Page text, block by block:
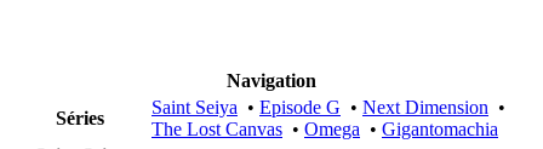
Navigation
Séries
Saint Seiya • Episode G • Next Dimension •
The Lost Canvas • Omega • Gigantomachia